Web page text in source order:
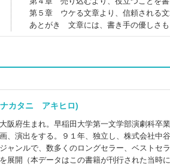
第５章 ウケる文章より、信頼される文
あとがき 文章には、書き手の優しさも
カタニ アキヒロ)
阪府生まれ。早稲田大学第一文学部演劇科卒
、演出をする。９１年、独立し、株式会社中
ャンルで、数多くのロングセラー、ベストセ
展開（本データはこの書籍が刊行された当時